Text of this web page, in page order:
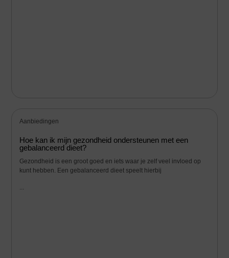
Aanbiedingen
Hoe kan ik mijn gezondheid ondersteunen met een
gebalanceerd dieet?
Gezondheid is een groot goed en iets waar je zelf veel invloed op
kunt hebben. Een gebalanceerd dieet speelt hierbij